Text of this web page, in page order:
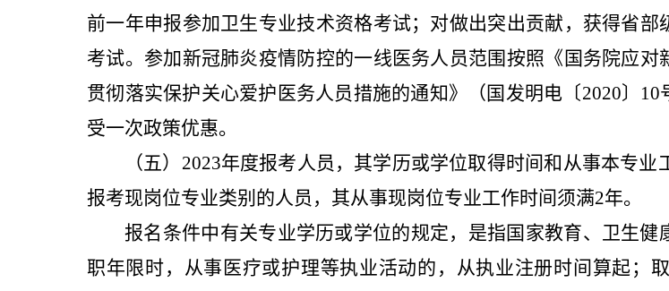
前一年申报参加卫生专业技术资格考试；对做出突出贡献，获得省
考试。参加新冠肺炎疫情防控的一线医务人员范围按照《国务院应
贯彻落实保护关心爱护医务人员措施的通知》（国发明电〔2020〕
受一次政策优惠。
（五）2023年度报考人员，其学历或学位取得时间和从事本专业
报考现岗位专业类别的人员，其从事现岗位专业工作时间须满2年。
报名条件中有关专业学历或学位的规定，是指国家教育、卫生
职年限时，从事医疗或护理等执业活动的，从执业注册时间算起；